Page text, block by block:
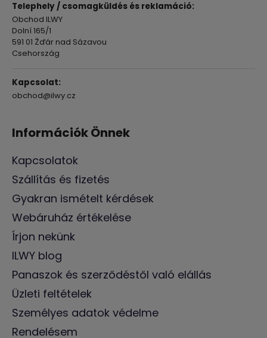
Telephely / csomagküldés és reklamáció:
Obchod ILWY
Dolní 165/1
591 01 Žďár nad Sázavou
Csehország
Kapcsolat:
obchod@ilwy.cz
Információk Önnek
Kapcsolatok
Szállítás és fizetés
Gyakran ismételt kérdések
Webáruház értékelése
Írjon nekünk
ILWY blog
Panaszok és szerződéstől való elállás
Üzleti feltételek
Személyes adatok védelme
Rendelésem